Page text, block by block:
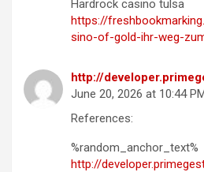
Hardrock casino tulsa
https://
sino-of-gold-ihr-weg-
http://
June 20, 2026 at 10:44
References:
%random_anchor_text%
http://